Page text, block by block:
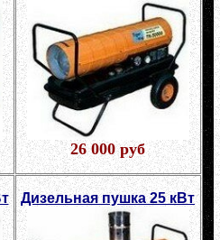
26 000 руб
Дизельная пушка 25 кВт